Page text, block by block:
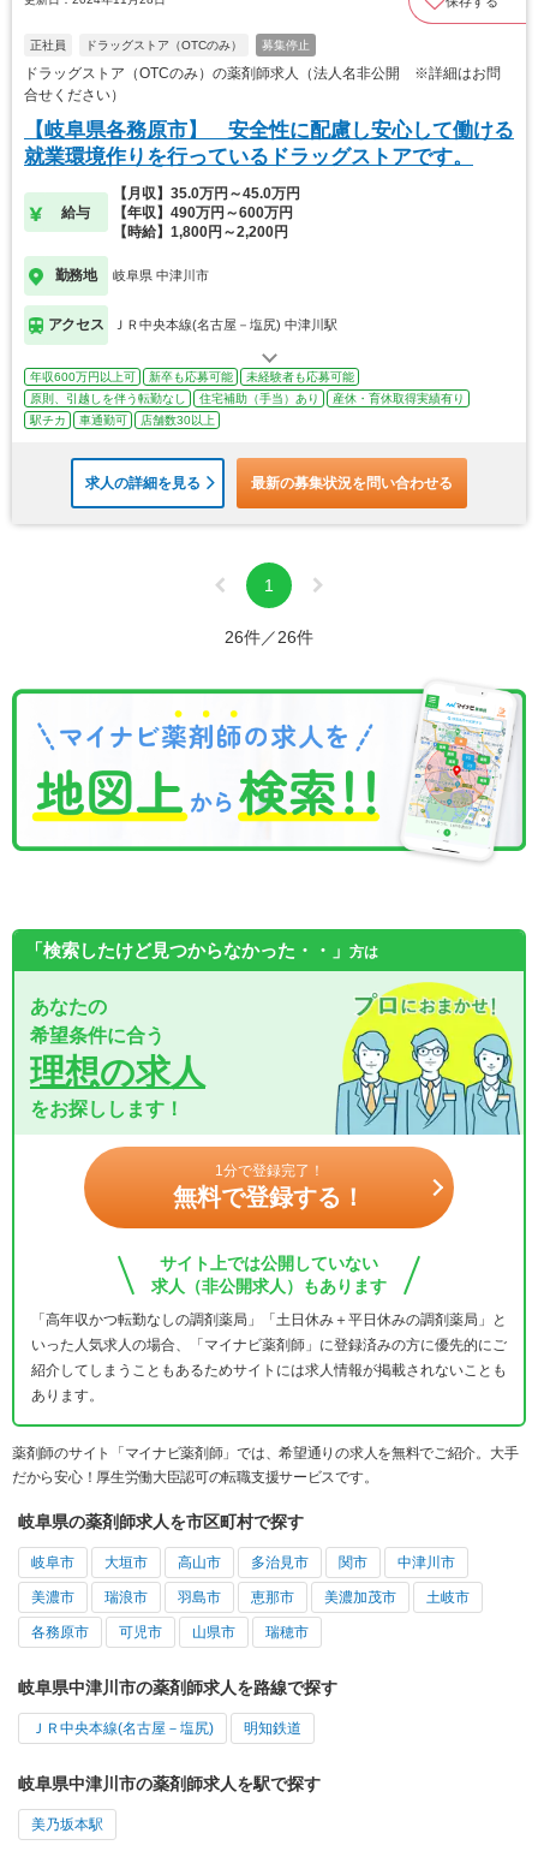
正社員 ドラッグストア（OTCのみ） 募集停止
ドラッグストア（OTCのみ）の薬剤師求人（法人名非公開 ※詳細はお問
合せください）
【岐阜県各務原市】 安全性に配慮し安心して働ける
就業環境作りを行っているドラッグストアです。
給与
【月収】35.0万円～45.0万円
【年収】490万円～600万円
【時給】1,800円～2,200円
勤務地 岐阜県 中津川市
アクセス ＪＲ中央本線(名古屋－塩尻) 中津川駅
年収600万円以上可 新卒も応募可能
未経験者も応募可能
原則、引越しを伴う転勤なし
住宅補助（手当）あり
産休・育休取得実績有り
駅チカ
車通勤可 店舗数30以上
求人の詳細を見る 最新の募集状況を問い合わせる
1
26件／26件
「検索したけど見つからなかった・・」 方は
あなたの
希望条件に合う
理想の求人
をお探しします！
1分で登録完了！
無料で登録する！
サイト上では公開していない
求人（非公開求人）もあります
「高年収かつ転勤なしの調剤薬局」「土日休み＋平日休みの調剤薬局」と
いった人気求人の場合、「マイナビ薬剤師」に登録済みの方に優先的にご
紹介してしまうこともあるためサイトには求人情報が掲載されないことも
あります。
薬剤師のサイト「マイナビ薬剤師」では、希望通りの求人を無料でご紹介。大手
だから安心！厚生労働大臣認可の転職支援サービスです。
岐阜県の薬剤師求人を市区町村で探す
岐阜市 大垣市 高山市 多治見市 関市 中津川市
美濃市 瑞浪市 羽島市 恵那市 美濃加茂市 土岐市
各務原市 可児市 山県市 瑞穂市
岐阜県中津川市の薬剤師求人を路線で探す
ＪＲ中央本線(名古屋－塩尻) 明知鉄道
岐阜県中津川市の薬剤師求人を駅で探す
美乃坂本駅